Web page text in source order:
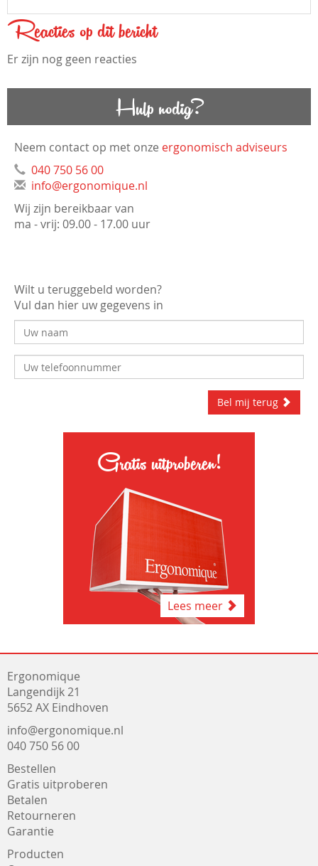
Reacties op dit bericht
Er zijn nog geen reacties
Hulp nodig?
Neem contact op met onze ergonomisch adviseurs
040 750 56 00
info@ergonomique.nl
Wij zijn bereikbaar van
ma - vrij: 09.00 - 17.00 uur
Wilt u teruggebeld worden?
Vul dan hier uw gegevens in
Bel mij terug
Gratis uitproberen!
Lees meer
Ergonomique
Langendijk 21
5652 AX Eindhoven
info@ergonomique.nl
040 750 56 00
Bestellen
Gratis uitproberen
Betalen
Retourneren
Garantie
Producten